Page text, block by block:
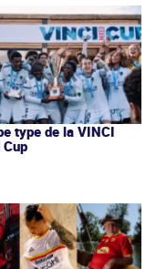
type de la VINCI